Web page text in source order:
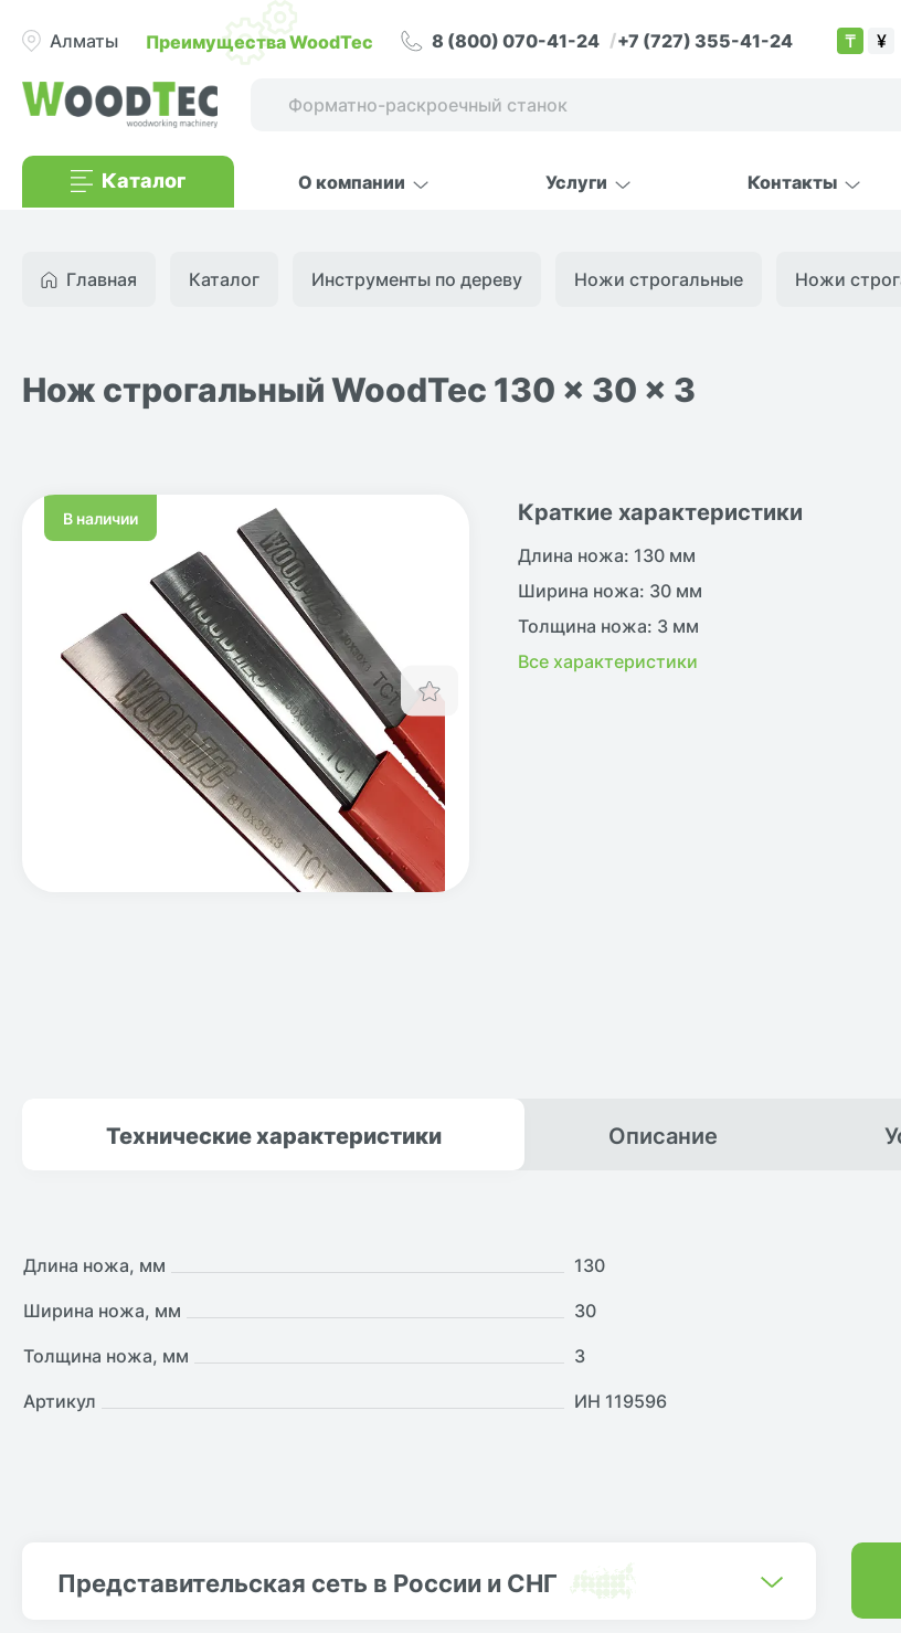
Алматы Преимущества WoodTec 8 (800) 070-41-24 +7 (727) 355-41-24 ₸ ¥
Каталог О компании Услуги Контакты
Главная Каталог Инструменты по дереву Ножи строгальные Ножи
Нож строгальный WoodTec 130 x 30 x 3
В наличии Краткие характеристики
Длина ножа: 130 мм
Ширина ножа: 30 мм
Толщина ножа: 3 мм
Все характеристики
Техническиехарактеристики Описание
Длина ножа, мм
130
Ширина ножа, мм
30
Толщина ножа, мм
3
Артикул
ИН 119596
Представительская сеть в России и СНГ